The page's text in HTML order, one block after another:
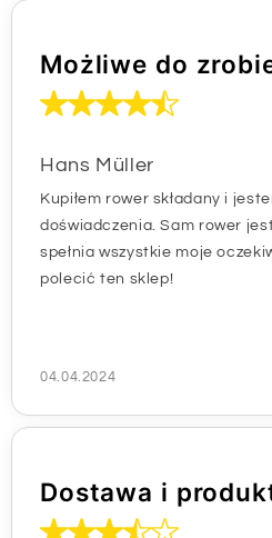
Możliwe do
Hans Müller
Kupiłem rower składany i
doświadczenia. Sam rower
spełnia wszystkie moje
polecić ten sklep!
04.04.2024
Dostawa i